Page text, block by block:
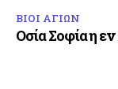
ΒΙΟΙ ΑΓΙΩΝ
Οσία Σοφία η